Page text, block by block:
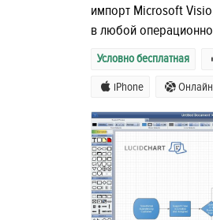
импорт Microsoft
в любой
Условно бесплатная
iPhone